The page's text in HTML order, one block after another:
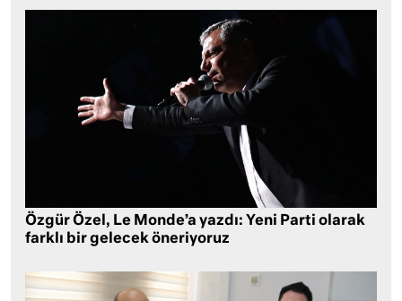
Özgür Özel, Le Monde’a yazdı: Yeni Parti olarak
farklı bir gelecek öneriyoruz